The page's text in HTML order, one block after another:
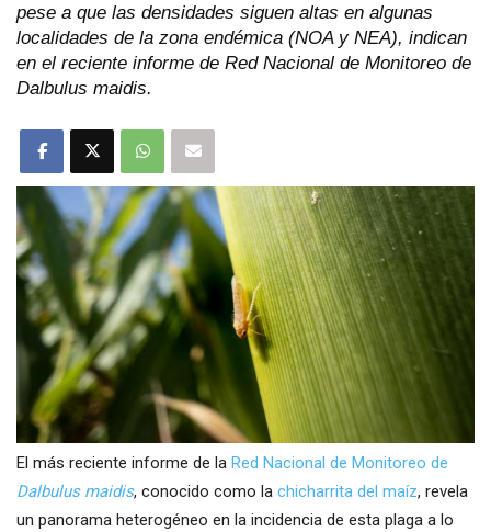
pese a que las densidades siguen altas en algunas
localidades de la zona endémica (NOA y NEA), indican
en el reciente informe de Red Nacional de Monitoreo de
Dalbulus maidis.
El más reciente informe de la Red Nacional de Monitoreo de
Dalbulus maidis, conocido como la chicharrita del maíz, revela
un panorama heterogéneo en la incidencia de esta plaga a lo